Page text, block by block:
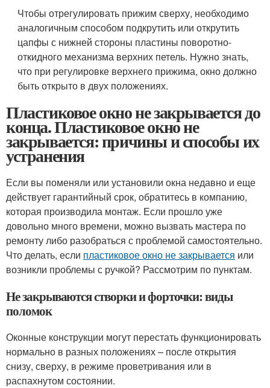
Чтобы отрегулировать прижим сверху, необходимо
аналогичным способом подкрутить или открутить
цапфы с нижней стороны пластины поворотно-
откидного механизма верхних петель. Нужно знать,
что при регулировке верхнего прижима, окно должно
быть открыто в двух положениях.
Пластиковое окно не закрывается до
конца. Пластиковое окно не
закрывается: причины и способы их
устранения
Если вы поменяли или установили окна недавно и еще
действует гарантийный срок, обратитесь в компанию,
которая производила монтаж. Если прошло уже
довольно много времени, можно вызвать мастера по
ремонту либо разобраться с проблемой самостоятельно.
Что делать, если пластиковое окно не закрывается или
возникли проблемы с ручкой? Рассмотрим по пунктам.
Не закрываются створки и форточки: виды
поломок
Оконные конструкции могут перестать функционировать
нормально в разных положениях – после открытия
снизу, сверху, в режиме проветривания или в
распахнутом состоянии.